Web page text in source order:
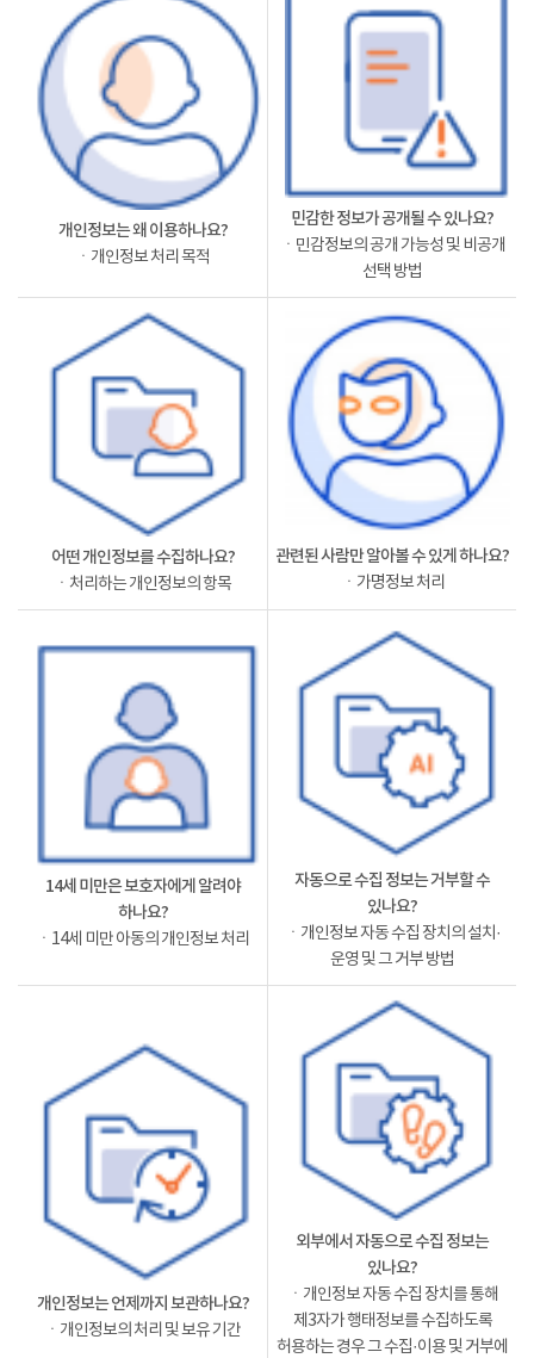
개인정보는 왜 이용하나요?
ㆍ개인정보 처리 목적
민감한 정보가 공개될 수 있나요?
ㆍ민감정보의 공개 가능성 및 비공개
선택 방법
어떤 개인정보를 수집하나요?
ㆍ처리하는 개인정보의 항목
관련된 사람만 알아볼 수 있게 하나요?
ㆍ가명정보 처리
14세 미만은 보호자에게 알려야
하나요?
ㆍ14세 미만 아동의 개인정보 처리
자동으로 수집 정보는 거부할 수
있나요?
ㆍ개인정보 자동 수집 장치의 설치·
운영 및 그 거부 방법
개인정보는 언제까지 보관하나요?
ㆍ개인정보의 처리 및 보유 기간
외부에서 자동으로 수집 정보는
있나요?
ㆍ개인정보 자동 수집 장치를 통해
제3자가 행태정보를 수집하도록
허용하는 경우 그 수집·이용 및 거부에